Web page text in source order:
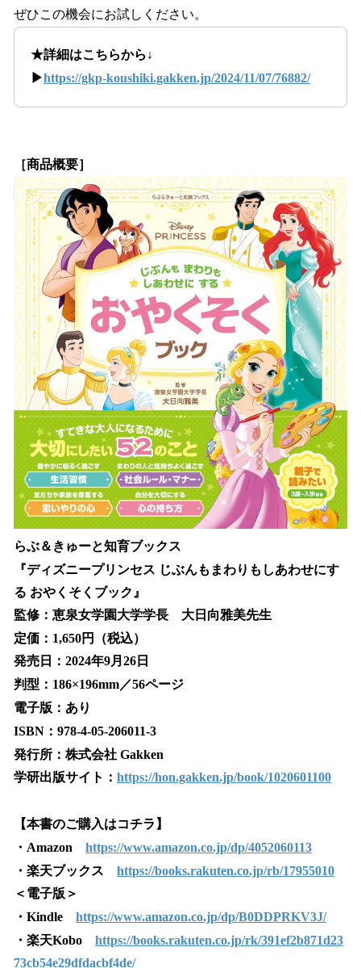
ぜひこの機会にお試しください。
★詳細はこちらから↓
▶https://gkp-koushiki.gakken.jp/2024/11/07/76882/
［商品概要］
らぶ＆きゅーと知育ブックス
『ディズニープリンセス じぶんもまわりもしあわせにす
る おやくそくブック』
監修：恵泉女学園大学学長 大日向雅美先生
定価：1,650円（税込）
発売日：2024年9月26日
判型：186×196mm／56ページ
電子版：あり
ISBN：978-4-05-206011-3
発行所：株式会社 Gakken
学研出版サイト： https://hon.gakken.jp/book/1020601100
【本書のご購入はコチラ】
・Amazon https://www.amazon.co.jp/dp/4052060113
・楽天ブックス https://books.rakuten.co.jp/rb/17955010
＜電子版＞
・Kindle https://www.amazon.co.jp/dp/B0DDPRKV3J/
・楽天Kobo https://books.rakuten.co.jp/rk/391ef2b871d23
73cb54e29dfdacbf4de/